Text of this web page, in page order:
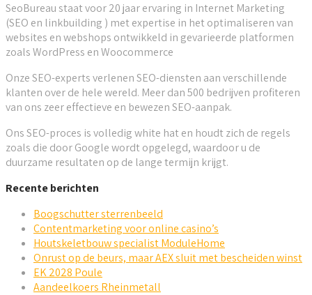
SeoBureau staat voor 20 jaar ervaring in Internet Marketing
(SEO en linkbuilding ) met expertise in het optimaliseren van
websites en webshops ontwikkeld in gevarieerde platformen
zoals WordPress en Woocommerce
Onze SEO-experts verlenen SEO-diensten aan verschillende
klanten over de hele wereld. Meer dan 500 bedrijven profiteren
van ons zeer effectieve en bewezen SEO-aanpak.
Ons SEO-proces is volledig white hat en houdt zich de regels
zoals die door Google wordt opgelegd, waardoor u de
duurzame resultaten op de lange termijn krijgt.
Recente berichten
Boogschutter sterrenbeeld
Contentmarketing voor online casino’s
Houtskeletbouw specialist ModuleHome
Onrust op de beurs, maar AEX sluit met bescheiden winst
EK 2028 Poule
Aandeelkoers Rheinmetall